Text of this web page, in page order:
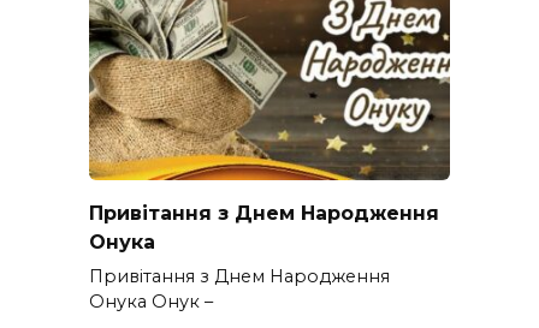
Привітання з Днем Народження
Онука
Привітання з Днем Народження
Онука Онук –